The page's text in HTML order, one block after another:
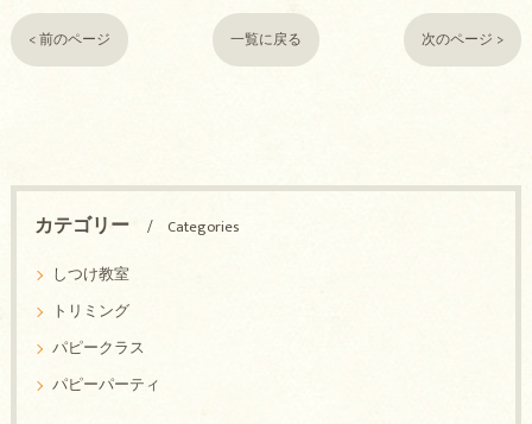
< 前のページ 一覧に戻る 次のページ >
カテゴリー
Categories
しつけ教室
トリミング
パピークラス
パピーパーティ